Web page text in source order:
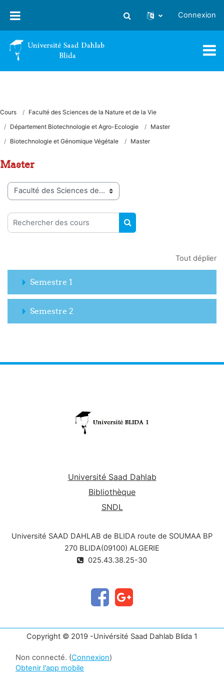
Activer/désactiver la saisie
Connexion
Cours
Faculté des Sciences de la Nature et de la Vie
Département Biotechnologie et Agro-Ecologie
Master
Biotechnologie et Génomique Végétale
Master
Master
Catégories de cours
Rechercher des cours
RECHERCHER DES
Tout déplier
Semestre 1
Semestre 2
Université Saad Dahlab
Bibliothèque
SNDL
Université SAAD DAHLAB de BLIDA route de SOUMAA BP
270 BLIDA(09100) ALGERIE
025.43.38.25-30
Copyright © 2019 -Univérsité Saad Dahlab Blida 1
Non connecté. (Connexion)
Obtenir l'app mobile